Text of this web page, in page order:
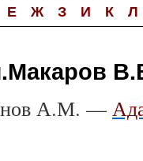
Е Ж З И К Л
А.М. —